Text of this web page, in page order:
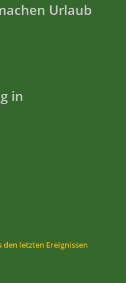
Urlaub
in
letzten Ereignissen